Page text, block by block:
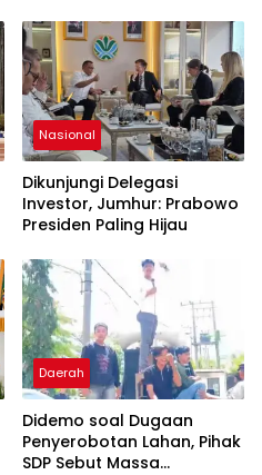
Nasional
Dikunjungi Delegasi
Investor, Jumhur: Prabowo
Presiden Paling Hijau
Daerah
Didemo soal Dugaan
Penyerobotan Lahan, Pihak
SDP Sebut Massa